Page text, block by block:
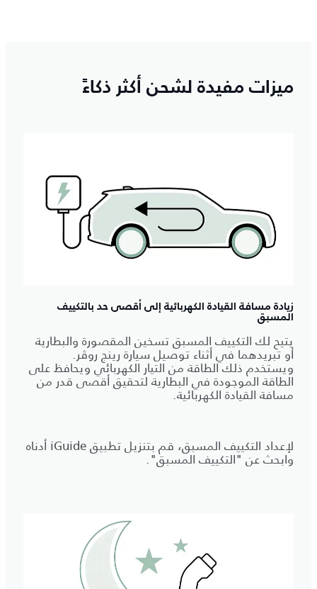
ميزات مفيدة لشحن أكثر ذكاءً
زيادة مسافة القيادة الكهربائية إلى أقصى حد بالتكييف
المسبق
يتيح لك التكييف المسبق تسخين المقصورة والبطارية
أو تبريدهما في أثناء توصيل سيارة رينج روڤر.
ويستخدم ذلك الطاقة من التيار الكهربائي ويحافظ على
الطاقة الموجودة في البطارية لتحقيق أقصى قدر من
مسافة القيادة الكهربائية.
لإعداد التكييف المسبق، قم بتنزيل تطبيق iGuide أدناه
وابحث عن "التكييف المسبق".